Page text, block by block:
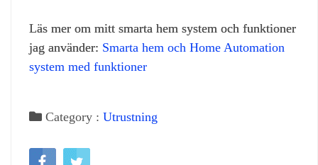
Läs mer om mitt smarta hem system och funktioner
jag använder: Smarta hem och Home Automation
system med funktioner
Category : Utrustning